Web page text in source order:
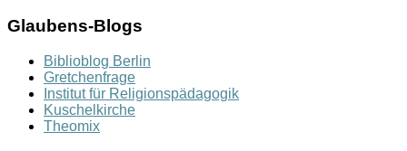
Glaubens-Blogs
Biblioblog Berlin
Gretchenfrage
Institut für Religionspädagogik
Kuschelkirche
Theomix